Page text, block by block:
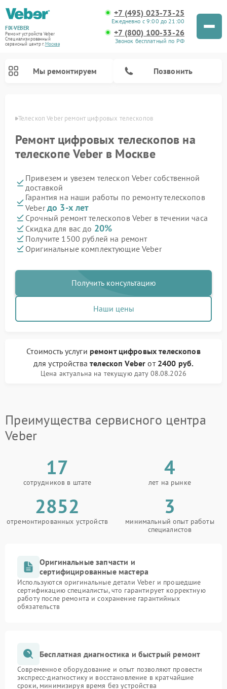
FIX-VEBER
Ремонт устройств Veber
Специализированный
cервисный центр г.Москва
+7 (495) 023-73-25
Ежедневно с 9:00 до 21:00
+7 (800) 100-33-26
Звонок бесплатный по РФ
Мы ремонтируем Позвонить
Телескоп Veber ремонт цифровых телескопов
Ремонт цифровых телескопов на
телескопе Veber в Москве
Привезем и увезем телескоп Veber собственной
доставкой
Гарантия на наши работы по ремонту телескопов
Veberдо 3-х лет
Срочный ремонт телескопов Veber в течении часа
Скидка для вас до 20%
Получите 1500 рублей на ремонт
Оригинальные комплектующие Veber
Получить консультацию
Наши цены
Стоимость услуги ремонт цифровых телескопов
для устройствателескоп Veber от 2400 руб.
Цена актуальна на текущую дату 08.08.2026
Преимущества сервисного центра
Veber
17
сотрудников в штате
4
лет на рынке
2852
отремонтированных устройств
3
минимальный опыт работы
специалистов
Оригинальные запчасти и
сертифицированные мастера
Используются оригинальные детали Veber и прошедшие
сертификацию специалисты, что гарантирует корректную
работу после ремонта и сохранение гарантийных
обязательств
Бесплатная диагностика и быстрый ремонт
Современное оборудование и опыт позволяют провести
экспресс-диагностику и восстановление в кратчайшие
сроки, минимизируя время без устройства